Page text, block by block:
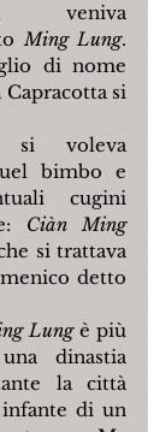
veniva
Ming Lung.
di nome
Capracotta si
si voleva
bimbo e
cugini
Ciàn Ming
si trattava
detto
Lung è più
dinastia
la città
di un